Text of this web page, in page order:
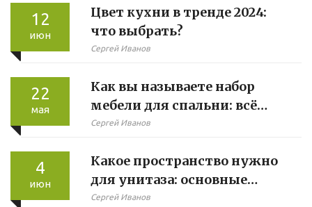
12
июн
Цвет кухни в тренде 2024:
что выбрать?
Сергей Иванов
22
мая
Как вы называете набор
мебели для спальни: всё
просто и по делу
Сергей Иванов
4
июн
Какое пространство нужно
для унитаза: основные
требования и лайфхаки
Сергей Иванов